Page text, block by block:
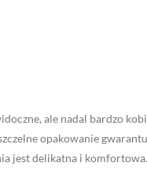
ale nadal bardzo
opakowanie
jest delikatna i komfortowa.